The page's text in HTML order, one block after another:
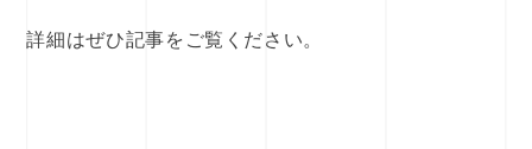
詳細はぜひ記事をご覧ください。